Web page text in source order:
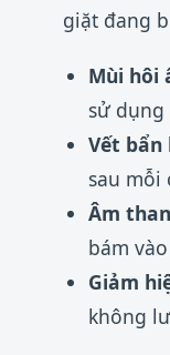
giặt đang
Mùi hôi
sử dụng
Vết bẩn
sau mỗi
Âm
bám
Giảm
không